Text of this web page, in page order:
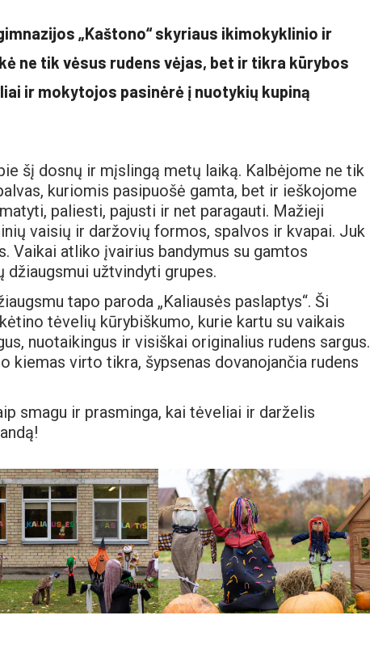
„Kaštono“ skyriaus ikimokyklinio ir
ne tik vėsus rudens vėjas, bet ir tikra kūrybos
ir mokytojos pasinėrė į nuotykių kupiną
šį dosnų ir mįslingą metų laiką. Kalbėjome ne tik
kuriomis pasipuošė gamta, bet ir ieškojome
paliesti, pajusti ir net paragauti. Mažieji
vaisių ir daržovių formos, spalvos ir kvapai. Juk
Vaikai atliko įvairius bandymus su gamtos
užtvindyti grupes.
tapo paroda „Kaliausės paslaptys“. Ši
tėvelių kūrybiškumo, kurie kartu su vaikais
nuotaikingus ir visiškai originalius rudens sargus.
kiemas virto tikra, šypsenas dovanojančia rudens
smagu ir prasminga, kai tėveliai ir darželis